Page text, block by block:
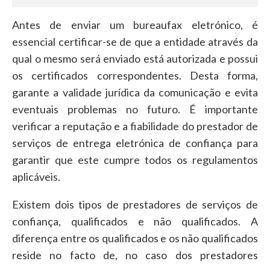
Antes de enviar um bureaufax eletrónico, é
essencial certificar-se de que a entidade através da
qual o mesmo será enviado está autorizada e possui
os certificados correspondentes. Desta forma,
garante a validade jurídica da comunicação e evita
eventuais problemas no futuro. É importante
verificar a reputação e a fiabilidade do prestador de
serviços de entrega eletrónica de confiança para
garantir que este cumpre todos os regulamentos
aplicáveis.
Existem dois tipos de prestadores de serviços de
confiança, qualificados e não qualificados. A
diferença entre os qualificados e os não qualificados
reside no facto de, no caso dos prestadores